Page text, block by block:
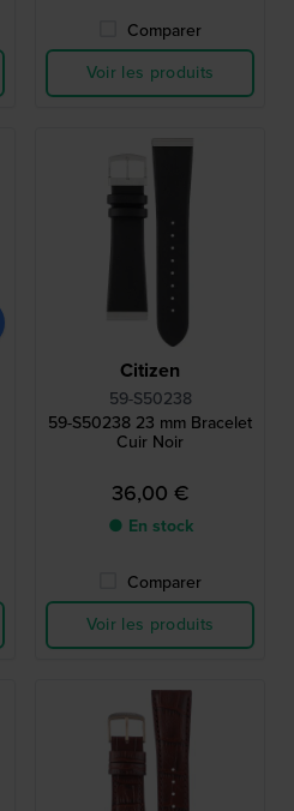
Comparer
Voir les produits
Citizen
59-S50238
59-S50238 23 mm Bracelet
Cuir Noir
36,00 €
● En stock
Comparer
Voir les produits